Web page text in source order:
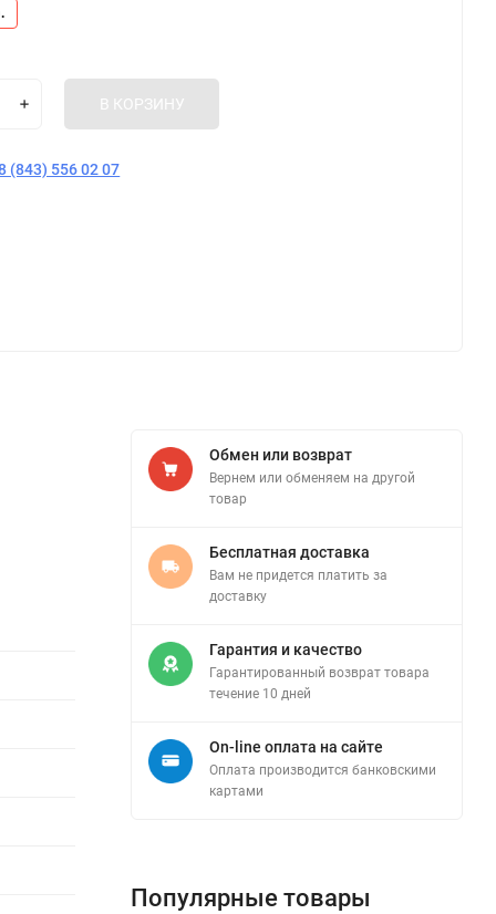
В КОРЗИНУ
(843) 556 02 07
Обмен или возврат
Вернем или обменяем на другой
товар
Бесплатная доставка
Вам не придется платить за
доставку
Гарантия и качество
Гарантированный возврат товара
течение 10 дней
On-line оплата на сайте
Оплата производится банковскими
картами
Популярные товары